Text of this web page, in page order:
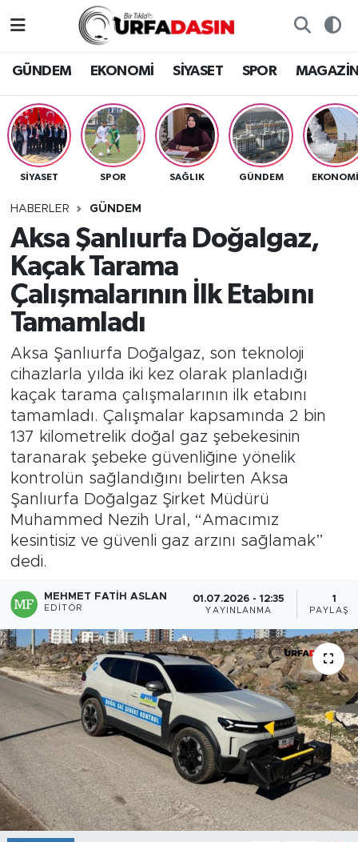
GÜNDEM EKONOMİ SİYASET SPOR
SİYASET SPOR SAĞLIK GÜNDEM EKONOMİ
HABERLER GÜNDEM
Aksa Şanlıurfa Doğalgaz,
Kaçak Tarama
Çalışmalarının İlk Etabını
Tamamladı
Aksa Şanlıurfa Doğalgaz, son teknoloji
cihazlarla yılda iki kez olarak planladığı
kaçak tarama çalışmalarının ilk etabını
tamamladı. Çalışmalar kapsamında 2 bin
137 kilometrelik doğal gaz şebekesinin
taranarak şebeke güvenliğine yönelik
kontrolün sağlandığını belirten Aksa
Şanlıurfa Doğalgaz Şirket Müdürü
Muhammed Nezih Ural, “Amacımız
kesintisiz ve güvenli gaz arzını sağlamak”
dedi.
MEHMET FATIH ASLAN
EDITÖR
01.07.2026 - 12:35
YAYINLANMA
1
EKONOMİ
SİYASET
SPOR
SAĞLIK
TEKNOLOJİ
OTOMOBİL
Gizlilik ve Güvenlik Politikası
İletişim
Nöbetçi Eczaneler
Hava Durumu
Namaz Vakitleri
Trafik Durumu
Tüm Manşetler
Son Dakika Haberleri
Haber Arşivi